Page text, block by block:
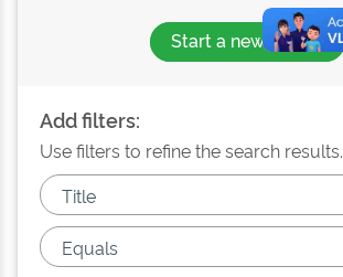
Start a new search
Add filters:
Use filters to refine the search results.